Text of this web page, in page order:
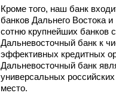
Кроме того, наш банк
банков Дальнего Востока
сотню крупнейших банков
Дальневосточный банк к
эффективных кредитных
Дальневосточный банк
универсальных
место.